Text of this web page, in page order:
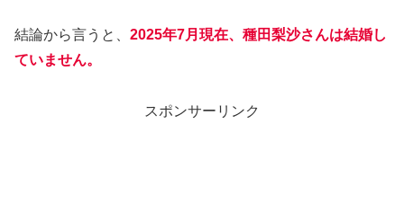
結論から言うと、 2025年7月現在、種田梨沙さんは結婚し
ていません。
スポンサーリンク